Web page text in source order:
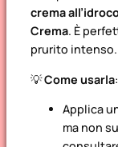
crema
Crema. È
prurito intenso.
💡Come usarla:
Applica
ma non